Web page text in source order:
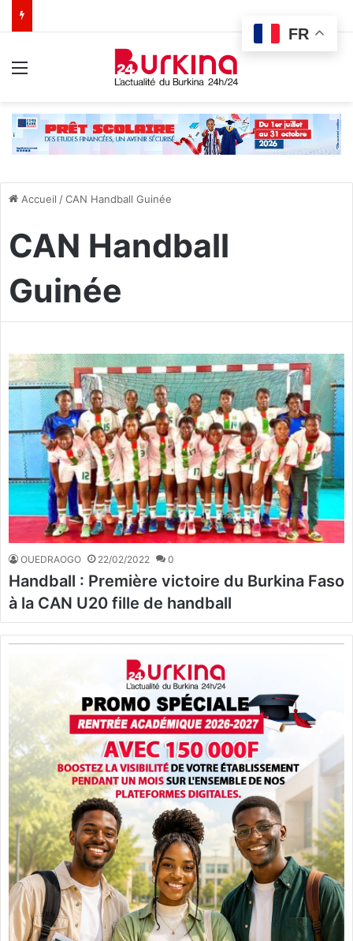
Accueil /CAN Handball Guinée
CAN Handball
Guinée
OUEDRAOGO 22/02/2022 0
Handball : Première victoire du Burkina Faso
à la CAN U20 fille de handball
FR